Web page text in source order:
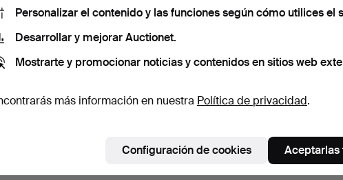
Personalizar el contenido y las funciones según cómo utilices el
Desarrollar y mejorar Auctionet.
Mostrarte y promocionar noticias y contenidos en sitios web
más información en nuestra Política de privacidad.
Configuración de cookies Aceptarlas